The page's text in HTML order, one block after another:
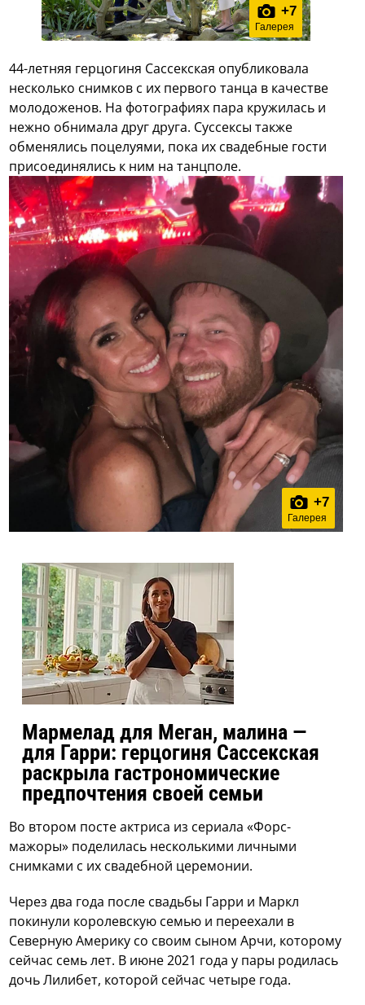
+7
Галерея
44-летняя герцогиня Сассекская опубликовала
несколько снимков с их первого танца в качестве
молодоженов. На фотографиях пара кружилась и
нежно обнимала друг друга. Суссексы также
обменялись поцелуями, пока их свадебные гости
присоединялись к ним на танцполе.
+7
Галерея
Мармелад для Меган, малина —
для Гарри: герцогиня Сассекская
раскрыла гастрономические
предпочтения своей семьи
Во втором посте актриса из сериала «Форс-
мажоры» поделилась несколькими личными
снимками с их свадебной церемонии.
Через два года после свадьбы Гарри и Маркл
покинули королевскую семью и переехали в
Северную Америку со своим сыном Арчи, которому
сейчас семь лет. В июне 2021 года у пары родилась
дочь Лилибет, которой сейчас четыре года.